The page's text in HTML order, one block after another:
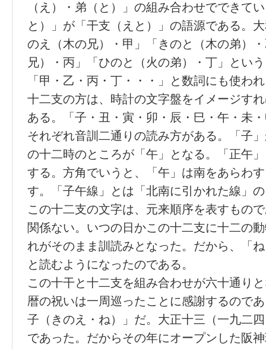
（え）・弟（と）」の組み合わせでできて
と）」が「干支（えと）」の語源である。
のえ（木の兄）・甲」「きのと（木の弟）
兄）・丙」「ひのと（火の弟）・丁」とい
「甲・乙・丙・丁・・・」と数詞にも使わ
十二支の方は、時計の文字盤をイメージす
ある。「子・丑・寅・卯・辰・巳・午・未
それぞれ音訓二通りの読み方がある。「子
の十二時のところが「午」となる。「正午
する。方角でいうと、「午」は南をあらわ
す。「子午線」とは「北南に引かれた線」
この十二支の文字は、元来順序を表すもの
関係ない。いつの日かこの十二支に十二の
れがそのまま訓読みとなった。だから、「
と読むようになったのである。
この十干と十二支を組み合わせが六十通り
暦の祝いは一周巡ったことに感謝するので
子（きのえ・ね）」だ。大正十三（一九二
であった。だからその年にオープンした阪